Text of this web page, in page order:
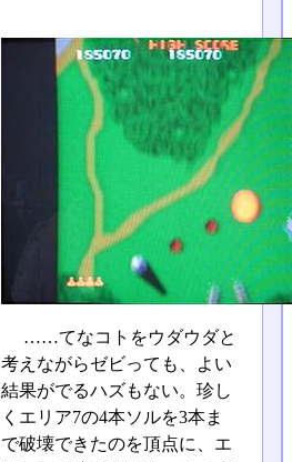
……てなコトをウダウダと
考えながらゼビっても、よい
結果がでるハズもない。珍し
くエリア7の4本ソルを3本ま
で破壊できたのを頂点に、エ